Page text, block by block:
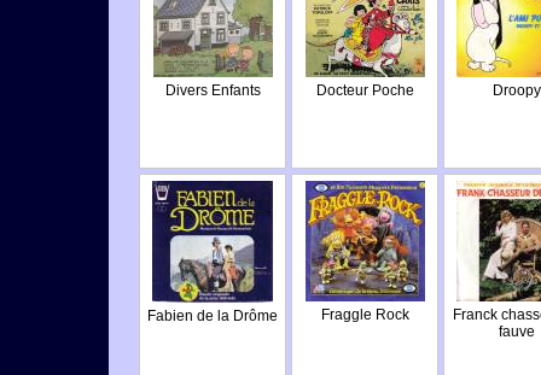
Divers Enfants Docteur Poche Droopy
Fabien de la Drôme Fraggle Rock
Franck
fauve